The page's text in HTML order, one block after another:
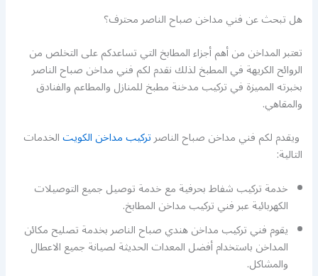
هل تبحث عن فني مداخن صباح الناصر محترف؟
تعتبر المداخن من أهم أجزاء المطابخ التي تساعدكم على التخلص من
الروائح الكريهة في المطبخ لذلك نقدم لكم فني مداخن صباح الناصر
بخبرته المميزة في تركيب مدخنة مطبخ للمنازل والمطاعم والفنادق
والمقاهي.
ويقدم لكم فني مداخن صباح الناصرتركيب مداخن الكويتالخدمات
التالية:
خدمة تركيب شفاط بحرفية مع خدمة توصيل جميع التوصيلات
الكهربائية عبر فني تركيب مداخن المطابخ.
يقوم فني تركيب مداخن هندي صباح الناصر بخدمة تصليح مكائن
المداخن باستخدام أفضل المعدات الحديثة لصيانة جميع الاعطال
والمشاكل.